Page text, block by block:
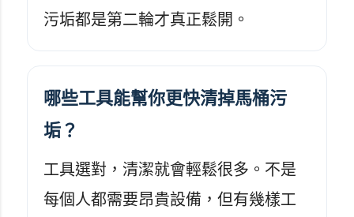
污垢都是第二輪才真正鬆開。
哪些工具能幫你更快清掉馬桶污
垢？
工具選對，清潔就會輕鬆很多。不是
每個人都需要昂貴設備，但有幾樣工